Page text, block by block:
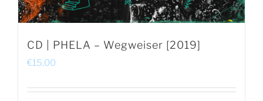
CD | PHELA – Wegweiser [2019]
€15,00